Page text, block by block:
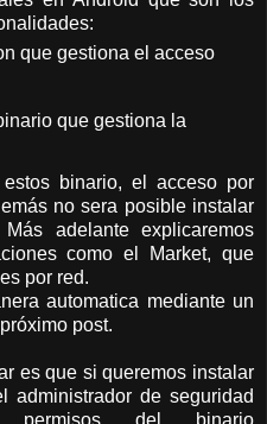
que gestiona el acceso
que gestiona la
binario, el acceso por
no sera posible instalar
adelante explicaremos
como el Market, que
por red.
automatica mediante un
post.
es que si queremos instalar
administrador de seguridad
permisos del binario